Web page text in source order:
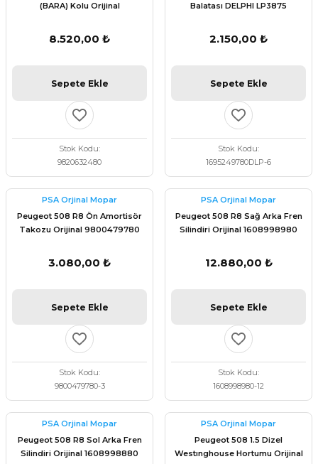
(BARA) Kolu Orijinal
8.520,00 ₺
Sepete Ekle
Stok Kodu
9820632480
Balatası DELPHI LP3875
2.150,00 ₺
Sepete Ekle
Stok Kodu
1695249780DLP-6
PSA Orjinal Mopar
Peugeot 508 R8 Ön Amortisör
Takozu Orijinal 9800479780
3.080,00 ₺
Sepete Ekle
Stok Kodu
9800479780-3
PSA Orjinal Mopar
Peugeot 508 R8 Sağ Arka Fren
Silindiri Orijinal 1608998980
12.880,00 ₺
Sepete Ekle
Stok Kodu
1608998980-12
PSA Orjinal Mopar
Peugeot 508 R8 Sol Arka Fren
Silindiri Orijinal 1608998880
PSA Orjinal Mopar
Peugeot 508 1.5 Dizel
Westınghouse Hortumu Orijinal